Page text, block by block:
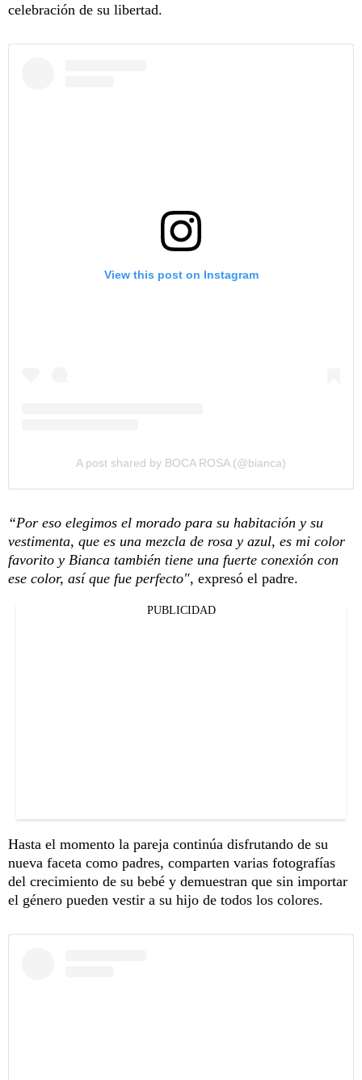
celebración de su libertad.
View this post on Instagram
A post shared by BOCA ROSA (@bianca)
“Por eso elegimos el morado para su habitación y su
vestimenta, que es una mezcla de rosa y azul, es mi color
favorito y Bianca también tiene una fuerte conexión con
ese color, así que fue perfecto", expresó el padre.
PUBLICIDAD
Hasta el momento la pareja continúa disfrutando de su
nueva faceta como padres, comparten varias fotografías
del crecimiento de su bebé y demuestran que sin importar
el género pueden vestir a su hijo de todos los colores.